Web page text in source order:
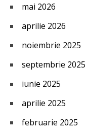
mai 2026
aprilie 2026
noiembrie 2025
septembrie 2025
iunie 2025
aprilie 2025
februarie 2025